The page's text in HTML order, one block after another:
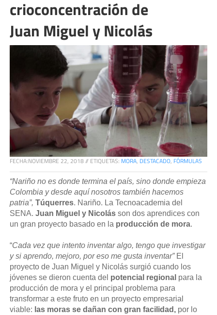
crioconcentración de
Juan Miguel y Nicolás
FECHA:NOVIEMBRE 22, 2018// ETIQUETAS: MORA, DESTACADO, FÓRMULAS
“Nariño no es donde termina el país, sino donde empieza
Colombia y desde aquí nosotros también hacemos
patria”, Túquerres. Nariño. La Tecnoacademia del
SENA. Juan Miguel y Nicolás son dos aprendices con
un gran proyecto basado en la producción de mora.
“Cada vez que intento inventar algo, tengo que investigar
y si aprendo, mejoro, por eso me gusta inventar”El
proyecto de Juan Miguel y Nicolás surgió cuando los
jóvenes se dieron cuenta del potencial regional para la
producción de mora y el principal problema para
transformar a este fruto en un proyecto empresarial
viable: las moras se dañan con gran facilidad, por lo